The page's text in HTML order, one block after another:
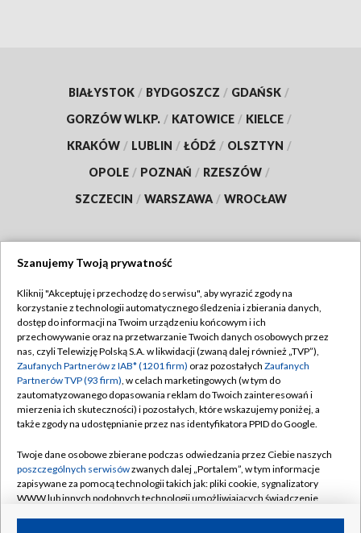
BIAŁYSTOK / BYDGOSZCZ / GDAŃSK /
GORZÓW WLKP. / KATOWICE / KIELCE /
KRAKÓW / LUBLIN / ŁÓDŹ / OLSZTYN /
OPOLE / POZNAŃ / RZESZÓW /
SZCZECIN / WARSZAWA / WROCŁAW
TVP
Abonament TVP
Emisja w TVP
Centrum informacji TVP
Naziemna Telewizja Cyfrowa
Rada Programowa
System NOS
Informacje o nadawcy
Regulamin TVP
Polityka prywatności
Moje zgody
Pomoc
Kontakt
Kanały
Szanujemy Twoją prywatność
Kliknij "Akceptuję i przechodzę do serwisu", aby wyrazić zgody na
korzystanie z technologii automatycznego śledzenia i zbierania danych,
dostęp do informacji na Twoim urządzeniu końcowym i ich
przechowywanie oraz na przetwarzanie Twoich danych osobowych przez
nas, czyli Telewizję Polską S.A. w likwidacji (zwaną dalej również „TVP”),
Zaufanych Partnerów z IAB* (1201 firm) oraz pozostałych Zaufanych
Partnerów TVP (93 firm), w celach marketingowych (w tym do
zautomatyzowanego dopasowania reklam do Twoich zainteresowań i
mierzenia ich skuteczności) i pozostałych, które wskazujemy poniżej, a
także zgody na udostępnianie przez nas identyfikatora PPID do Google.
Twoje dane osobowe zbierane podczas odwiedzania przez Ciebie naszych
poszczególnych serwisówzwanych dalej „Portalem”, w tym informacje
zapisywane za pomocą technologii takich jak: pliki cookie, sygnalizatory
WWW lub innych podobnych technologii umożliwiających świadczenie